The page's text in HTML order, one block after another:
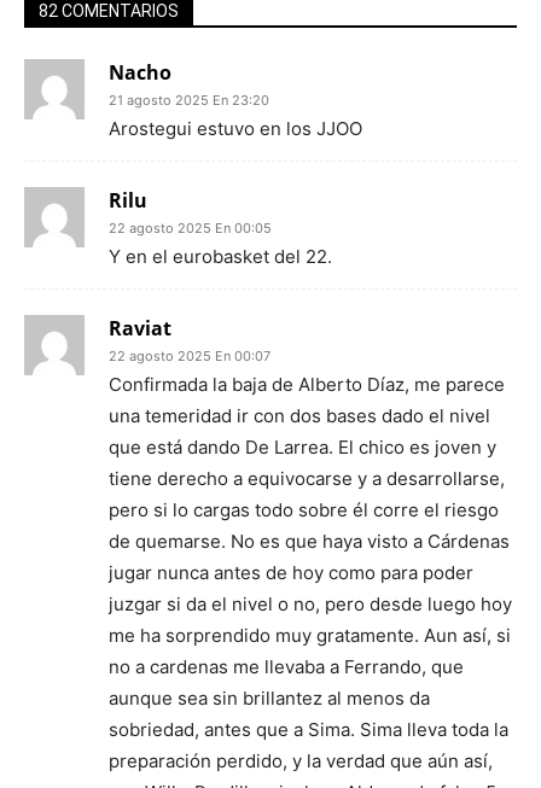
82 COMENTARIOS
Nacho
21 agosto 2025 En 23:20
Arostegui estuvo en los JJOO
Rilu
22 agosto 2025 En 00:05
Y en el eurobasket del 22.
Raviat
22 agosto 2025 En 00:07
Confirmada la baja de Alberto Díaz, me parece
una temeridad ir con dos bases dado el nivel
que está dando De Larrea. El chico es joven y
tiene derecho a equivocarse y a desarrollarse,
pero si lo cargas todo sobre él corre el riesgo
de quemarse. No es que haya visto a Cárdenas
jugar nunca antes de hoy como para poder
juzgar si da el nivel o no, pero desde luego hoy
me ha sorprendido muy gratamente. Aun así, si
no a cardenas me llevaba a Ferrando, que
aunque sea sin brillantez al menos da
sobriedad, antes que a Sima. Sima lleva toda la
preparación perdido, y la verdad que aún así,